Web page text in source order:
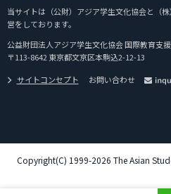
当サイトは（公財）アジア学生文化協会と（
営をしております。
公益財団法人アジア学生文化協会 国際教育支
〒113-8642 東京都文京区本駒込2-12-13
サイトコンセプト
お問い合わせ
Copyright(C) 1999-2026 The Asian